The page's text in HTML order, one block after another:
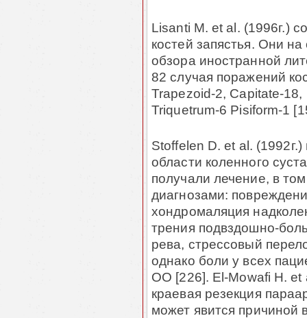
Lisanti M. et al. (1996г.)
костей запястья. Они
обзора иностранной
82 случая поражений
Trapezoid-2, Capitate-
Triquetrum-6 Pisiform-1
Stoffelen D. et al.
области коленного
получали лечение, в
диагнозами:
хондромаляция
трения подвздош­но-
рева, стрессовый
однако боли у всех
ОО [226]. El-Mowafi H. et
краевая резекция
может явится при­чиной